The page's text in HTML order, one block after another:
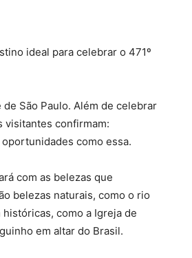
ideal para celebrar o 471º
São Paulo. Além de celebrar
visitantes confirmam:
como essa.
com as belezas que
belezas naturais, como o rio
como a Igreja de
em altar do Brasil.